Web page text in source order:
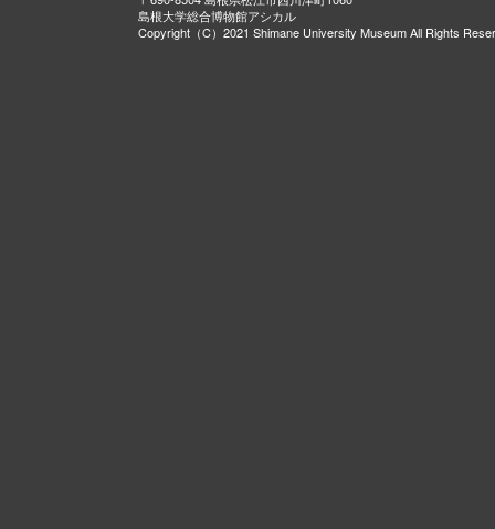
島根大学総合博物館アシカル
Copyright（C）2021 Shimane University Museum All Rights